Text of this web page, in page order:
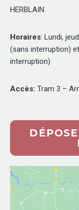
HERBLAIN
Horaires: Lundi,
(sans interruption)
interruption)
Accès: Tram 3 –